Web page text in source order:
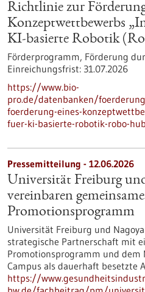
Richtlinie zur
Konzeptwettbewerbs
KI-basierte Robotik
Förderprogramm, Förderung
Einreichungsfrist: 31.07.2026
https://www.bio-
pro.de/datenbanken/
foerderung-eines-
fuer-ki-basierte-robotik-robo-
Pressemitteilung - 12.06.2026
Universität Freiburg
vereinbaren
Promotionsprogramm
Universität Freiburg und
strategische Partnerschaft mit
Promotionsprogramm und dem
Campus als dauerhaft besetzte
https://